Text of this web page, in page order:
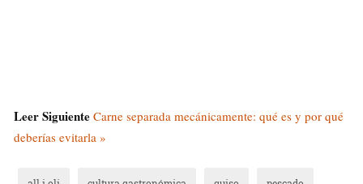
Leer Siguiente Carne separada mecánicamente: qué es y por qué
deberías evitarla »